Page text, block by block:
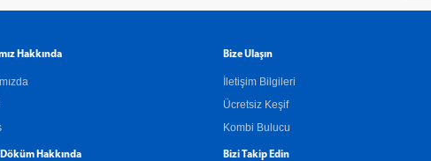
Hakkında
Hakkında
Bize Ulaşın
İletişim Bilgileri
Ücretsiz Keşif
Kombi Bulucu
Bizi Takip Edin